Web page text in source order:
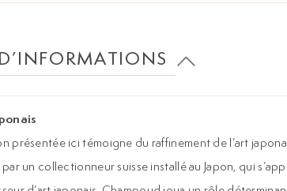
présentée ici témoigne du raffinement de l’art
un collectionneur suisse installé au Japon, qui